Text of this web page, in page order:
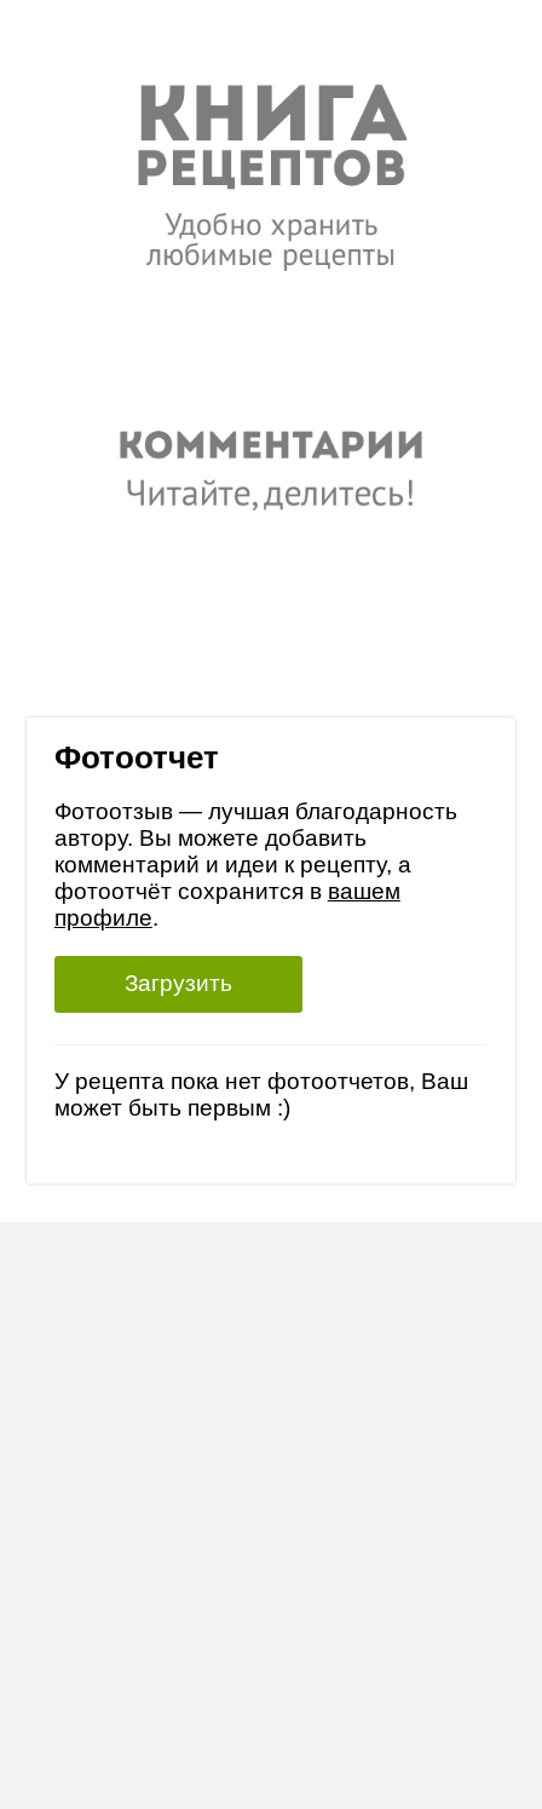
Фотоотчет
Фотоотзыв — лучшая благодарность
автору. Вы можете добавить
комментарий и идеи к рецепту, а
фотоотчёт сохранится в вашем
профиле.
Загрузить
У рецепта пока нет фотоотчетов, Ваш
может быть первым :)